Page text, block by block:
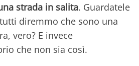
strada in salita. Guardatele
diremmo che sono una
vero? E invece
che non sia così.